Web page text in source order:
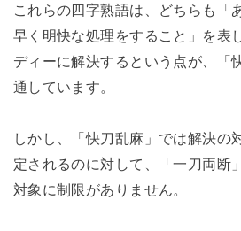
これらの四字熟語は、どちらも「
早く明快な処理をすること」を表
ディーに解決するという点が、「
通しています。
しかし、「快刀乱麻」では解決の
定されるのに対して、「一刀両断
対象に制限がありません。